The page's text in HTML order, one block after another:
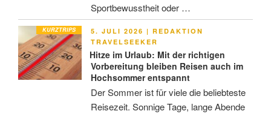
Sportbewusstheit oder …
KURZTRIPS
VERÖFFENTLICHT
AM
5. JULI 2026 | REDAKTION
TRAVELSEEKER
Hitze im Urlaub: Mit der richtigen
Vorbereitung bleiben Reisen auch im
Hochsommer entspannt
Der Sommer ist für viele die beliebteste
Reisezeit. Sonnige Tage, lange Abende